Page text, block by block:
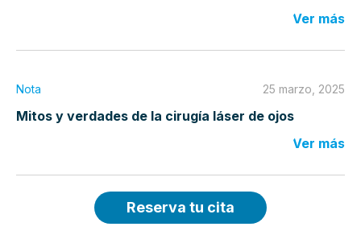
Ver más
Nota 25 marzo, 2025
Mitos y verdades de la cirugía láser de ojos
Ver más
Reserva tu cita